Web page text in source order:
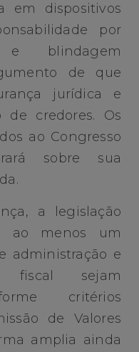
em dispositivos
por
e blindagem
de que
jurídica e
de credores. Os
ao Congresso
sobre sua
a legislação
ao menos um
administração e
sejam
critérios
de Valores
amplia ainda